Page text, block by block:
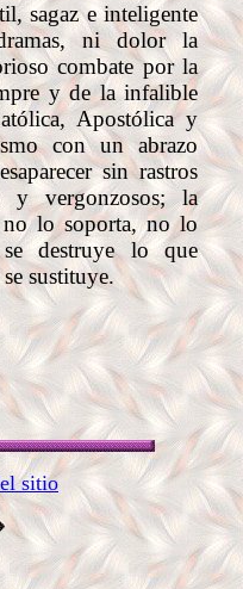
sagaz e inteligente
ni dolor la
combate por la
y de la infalible
Apostólica y
con un abrazo
sin rastros
y vergonzosos; la
lo soporta, no lo
destruye lo que
sustituye.
sitio